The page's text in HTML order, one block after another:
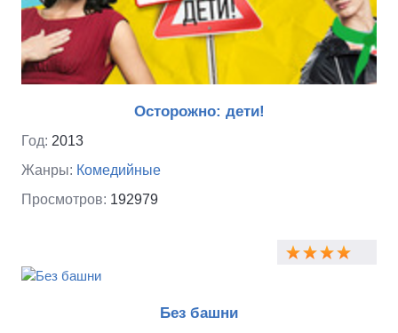
Осторожно: дети!
Год: 2013
Жанры: Комедийные
Просмотров: 192979
Без башни